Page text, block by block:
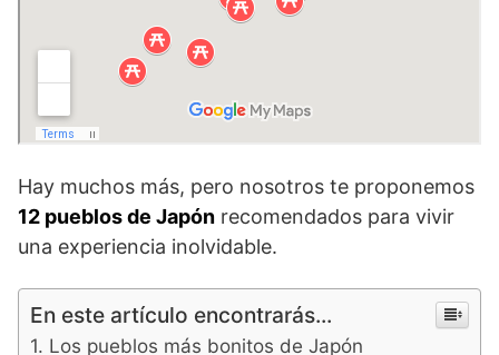
Hay muchos más, pero nosotros te proponemos
12 pueblos de Japón recomendados para vivir
una experiencia inolvidable.
En este artículo encontrarás...
Los pueblos más bonitos de Japón